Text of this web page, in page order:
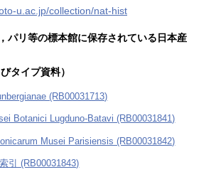
u.ac.jp/collection/nat-hist
パリ等の標本館に保存されている日本産
タイプ資料）
(RB00031713)
Botanici Lugduno-Batavi (RB00031841)
Musei Parisiensis (RB00031842)
引 (RB00031843)